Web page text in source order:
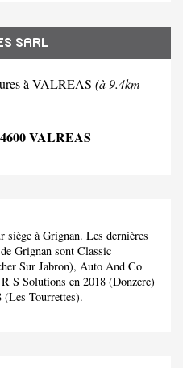
SARL
à VALREAS (à 9.4km
VALREAS
siège à Grignan. Les dernières
Grignan sont Classic
Sur Jabron), Auto And Co
S Solutions en 2018 (Donzere)
(Les Tourrettes).